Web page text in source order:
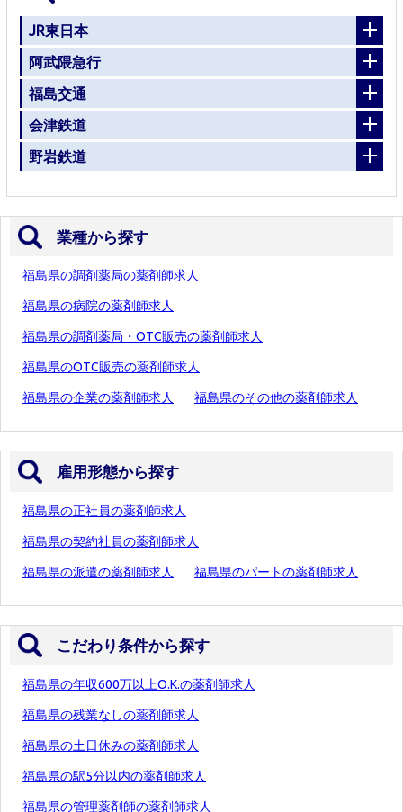
JR東日本
阿武隈急行
福島交通
会津鉄道
野岩鉄道
業種から探す
福島県の調剤薬局の薬剤師求人
福島県の病院の薬剤師求人
福島県の調剤薬局・OTC販売の薬剤師求人
福島県のOTC販売の薬剤師求人
福島県の企業の薬剤師求人 福島県のその他の薬剤師求人
雇用形態から探す
福島県の正社員の薬剤師求人
福島県の契約社員の薬剤師求人
福島県の派遣の薬剤師求人 福島県のパートの薬剤師求人
こだわり条件から探す
福島県の年収600万以上O.K.の薬剤師求人
福島県の残業なしの薬剤師求人
福島県の土日休みの薬剤師求人
福島県の駅5分以内の薬剤師求人
福島県の管理薬剤師の薬剤師求人